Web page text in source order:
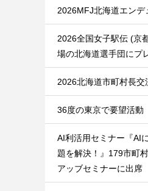
2026MFJ北海道エンデ
2026全国女子駅伝 (京
場の北海道選手団にプ
2026北海道市町村長交
36度の東京で要望活動
AI利活用セミナー『AI
題を解決！』179市町
アッブセミナーに出席